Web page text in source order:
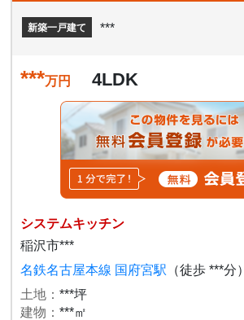
新築一戸建て ***
***万円 4LDK
システムキッチン
稲沢市***
名鉄名古屋本線 国府宮駅 （徒歩 ***分）
土地：***坪
建物：***㎡